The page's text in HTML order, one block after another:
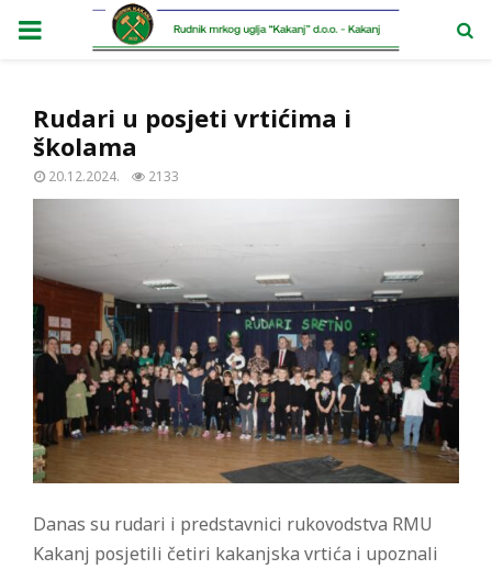
PRIMARY
Rudari u posjeti vrtićima i
školama
20.12.2024. 2133
Danas su rudari i predstavnici rukovodstva RMU
Kakanj posjetili četiri kakanjska vrtića i upoznali